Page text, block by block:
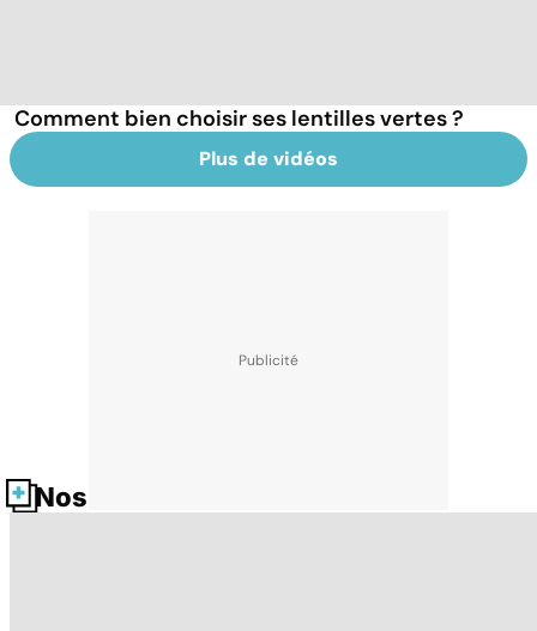
Comment bien choisir ses lentilles vertes ?
Plus de vidéos
Nos fiches santé